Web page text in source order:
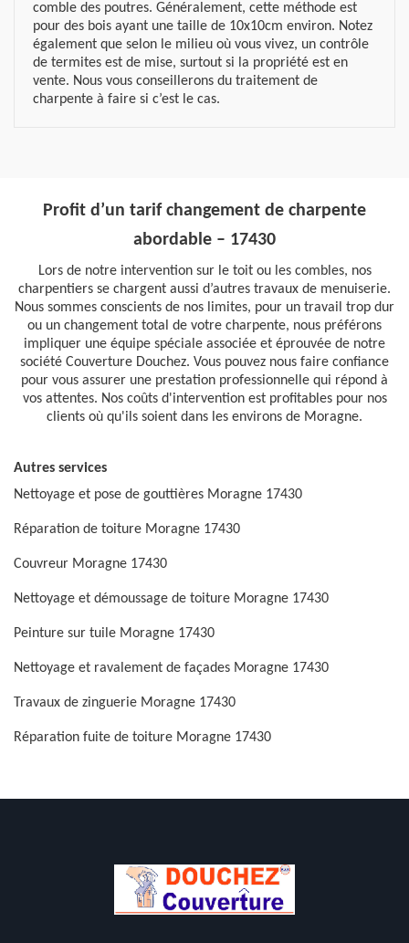
comble des poutres. Généralement, cette méthode est
pour des bois ayant une taille de 10x10cm environ. Notez
également que selon le milieu où vous vivez, un contrôle
de termites est de mise, surtout si la propriété est en
vente. Nous vous conseillerons du traitement de
charpente à faire si c’est le cas.
Profit d’un tarif changement de charpente
abordable – 17430
Lors de notre intervention sur le toit ou les combles, nos
charpentiers se chargent aussi d’autres travaux de menuiserie.
Nous sommes conscients de nos limites, pour un travail trop dur
ou un changement total de votre charpente, nous préférons
impliquer une équipe spéciale associée et éprouvée de notre
société Couverture Douchez. Vous pouvez nous faire confiance
pour vous assurer une prestation professionnelle qui répond à
vos attentes. Nos coûts d'intervention est profitables pour nos
clients où qu'ils soient dans les environs de Moragne.
Autres services
Nettoyage et pose de gouttières Moragne 17430
Réparation de toiture Moragne 17430
Couvreur Moragne 17430
Nettoyage et démoussage de toiture Moragne 17430
Peinture sur tuile Moragne 17430
Nettoyage et ravalement de façades Moragne 17430
Travaux de zinguerie Moragne 17430
Réparation fuite de toiture Moragne 17430